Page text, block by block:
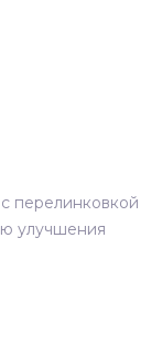
перелинковкой
улучшения